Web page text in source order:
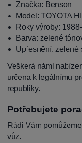
Značka: Benson
Model: TOYOTA
Roky výroby: 1988-
Barva: zelené
Upřesnění: zelené
Veškerá námi
určena k legálnímu
republiky.
Potřebujete
Rádi Vám
vůz.